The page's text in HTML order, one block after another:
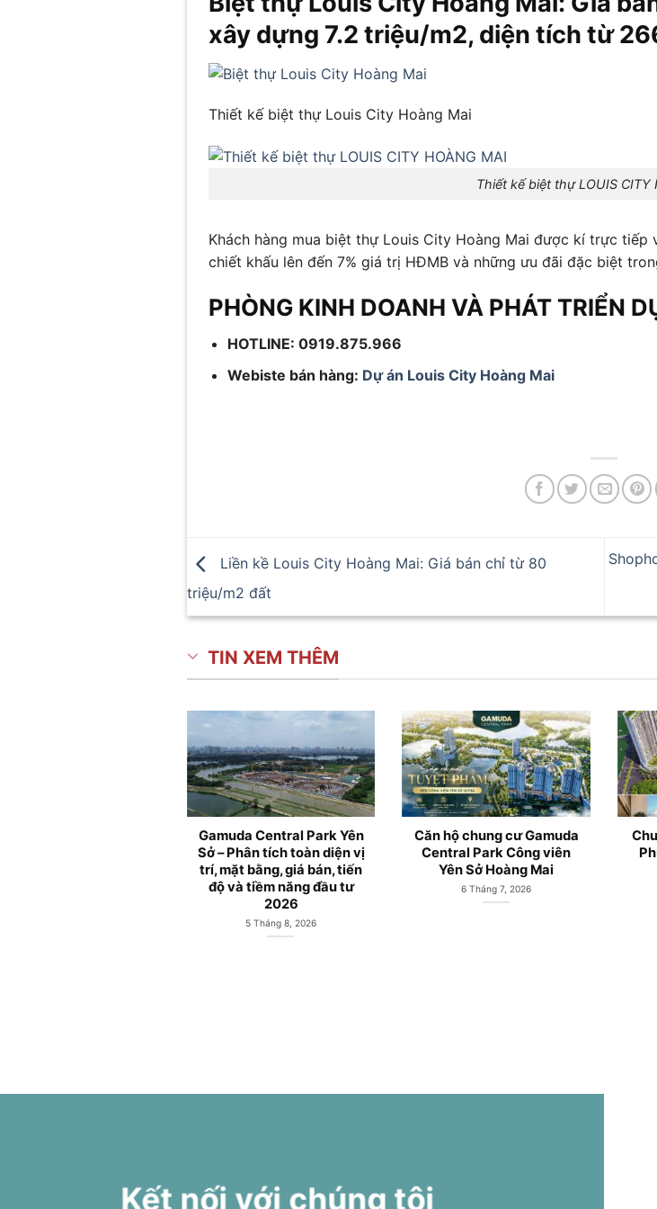
xây dựng 7.2 triệu/m2, diện tích từ
Thiết kế biệt thự Louis City Hoàng Mai
Thiết kế biệt thự LOUIS CITY
Khách hàng mua biệt thự Louis City Hoàng Mai được kí trực
chiết khấu lên đến 7% giá trị HĐMB và những ưu đãi đặc biệt
PHÒNG KINH DOANH VÀ PHÁT TRIỂN
HOTLINE: 0919.875.966
Webiste bán hàng: Dự án Louis City Hoàng Mai
Liền kề Louis City Hoàng Mai: Giá bán chỉ từ 80
triệu/m2 đất
TIN XEM THÊM
Gamuda Central Park Yên
Sở – Phân tích toàn diện vị
trí, mặt bằng, giá bán, tiến
độ và tiềm năng đầu tư
2026
5 Tháng 8, 2026
Căn hộ chung cư Gamuda
Central Park Công viên
Yên Sở Hoàng Mai
6 Tháng 7, 2026
Kết nối với chúng tôi